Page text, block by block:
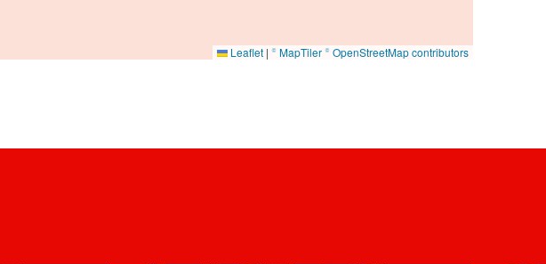
Leaflet | © MapTiler© OpenStreetMap contributors